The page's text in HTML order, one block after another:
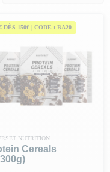
!
DÈS 150€ | CODE : BA20
NUTRITION
Cereals